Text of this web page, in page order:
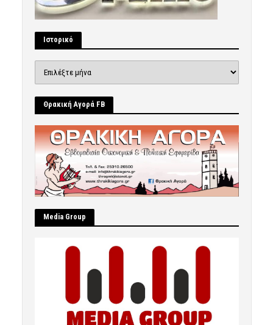
Ιστορικό
Θρακική Αγορά FB
Μedia Group